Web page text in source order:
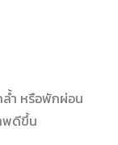
ล้ำ หรือพักผ่อน
พดีขึ้น